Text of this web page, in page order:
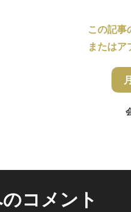
この記事
または
コメント